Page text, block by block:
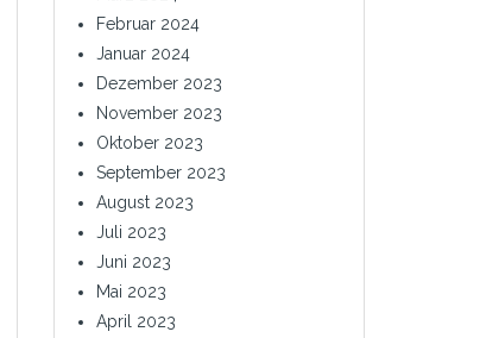
Februar 2024
Januar 2024
Dezember 2023
November 2023
Oktober 2023
September 2023
August 2023
Juli 2023
Juni 2023
Mai 2023
April 2023